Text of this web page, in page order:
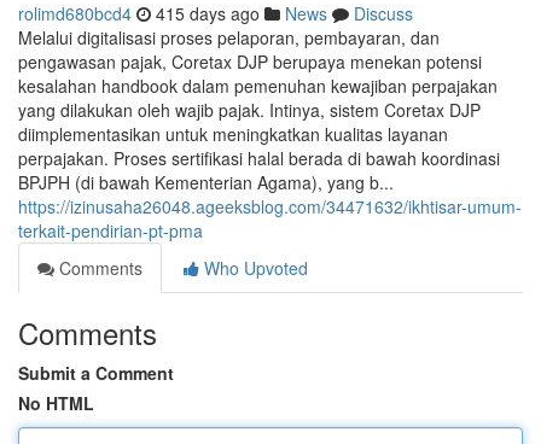
rolimd680bcd4 415 days ago News
Discuss
Melalui digitalisasi proses pelaporan, pembayaran, dan
pengawasan pajak, Coretax DJP berupaya menekan potensi
kesalahan handbook dalam pemenuhan kewajiban perpajakan
yang dilakukan oleh wajib pajak. Intinya, sistem Coretax DJP
diimplementasikan untuk meningkatkan kualitas layanan
perpajakan. Proses sertifikasi halal berada di bawah koordinasi
BPJPH (di bawah Kementerian Agama), yang b...
https://izinusaha26048.ageeksblog.com/34471632/ikhtisar-umum-
terkait-pendirian-pt-pma
Comments
Who Upvoted
Comments
Submit a Comment
No HTML